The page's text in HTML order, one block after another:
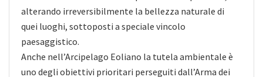
alterando irreversibilmente la bellezza naturale di
quei luoghi, sottoposti a speciale vincolo
paesaggistico.
Anche nell’Arcipelago Eoliano la tutela ambientale è
uno degli obiettivi prioritari perseguiti dall’Arma dei